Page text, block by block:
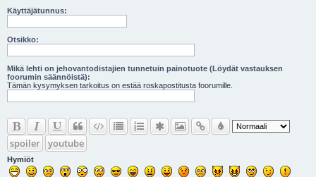
Käyttäjätunnus:
Otsikko:
Mikä lehti on jehovantodistajien tunnetuin painotuote (Löydät vastauksen
foorumin säännöistä):
Tämän kysymyksen tarkoitus on estää roskapostitusta foorumille.
spoiler youtube
Hymiöt